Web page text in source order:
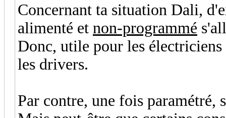
Concernant ta situation Dali,
alimenté et non-programmé
Donc, utile pour les
les drivers.
Par contre, une fois